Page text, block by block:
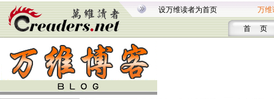
设万维读者为首页 万维
首 页